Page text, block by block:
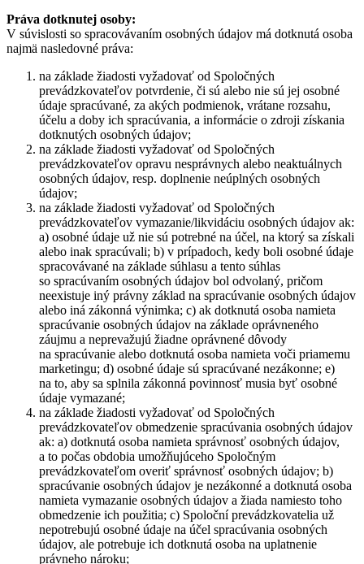
Práva dotknutej osoby:
V súvislosti so spracovávaním osobných údajov má dotknutá osoba
najmä nasledovné práva:
na základe žiadosti vyžadovať od Spoločných
prevádzkovateľov potvrdenie, či sú alebo nie sú jej osobné
údaje spracúvané, za akých podmienok, vrátane rozsahu,
účelu a doby ich spracúvania, a informácie o zdroji získania
dotknutých osobných údajov;
na základe žiadosti vyžadovať od Spoločných
prevádzkovateľov opravu nesprávnych alebo neaktuálnych
osobných údajov, resp. doplnenie neúplných osobných
údajov;
na základe žiadosti vyžadovať od Spoločných
prevádzkovateľov vymazanie/likvidáciu osobných údajov ak:
a) osobné údaje už nie sú potrebné na účel, na ktorý sa získali
alebo inak spracúvali; b) v prípadoch, kedy boli osobné údaje
spracovávané na základe súhlasu a tento súhlas
so spracúvaním osobných údajov bol odvolaný, pričom
neexistuje iný právny základ na spracúvanie osobných údajov
alebo iná zákonná výnimka; c) ak dotknutá osoba namieta
spracúvanie osobných údajov na základe oprávneného
záujmu a neprevažujú žiadne oprávnené dôvody
na spracúvanie alebo dotknutá osoba namieta voči priamemu
marketingu; d) osobné údaje sú spracúvané nezákonne; e)
na to, aby sa splnila zákonná povinnosť musia byť osobné
údaje vymazané;
na základe žiadosti vyžadovať od Spoločných
prevádzkovateľov obmedzenie spracúvania osobných údajov
ak: a) dotknutá osoba namieta správnosť osobných údajov,
a to počas obdobia umožňujúceho Spoločným
prevádzkovateľom overiť správnosť osobných údajov; b)
spracúvanie osobných údajov je nezákonné a dotknutá osoba
namieta vymazanie osobných údajov a žiada namiesto toho
obmedzenie ich použitia; c) Spoloční prevádzkovatelia už
nepotrebujú osobné údaje na účel spracúvania osobných
údajov, ale potrebuje ich dotknutá osoba na uplatnenie
právneho nároku;